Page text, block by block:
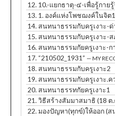
12. 10.-แยกธาตุ-๔-เพื่อรู้กาย
13. 1. องค์แห่งโพชฌงค์ในจิต
14. สนทนาธรรมกับครูเงาะ-ด่าน
15. สนทนาธรรมกับครูเงาะ-
16. สนทนาธรรมกัยครูเงาะ-กา
17. “210502_1931” — MY
18. สนทนาธรรมกับครูเงาะ2
19. สนทนาธรรมกับครูเงาะ.ค
20. สนทนาธรรทกัยครูเงาะ1
21.วิธีสร้างสัมมาสมาธิ (18 ต.ค.
22. มองปัญหา(ทุกข์)ให้ออก (สนทนา 11 ต.ค.